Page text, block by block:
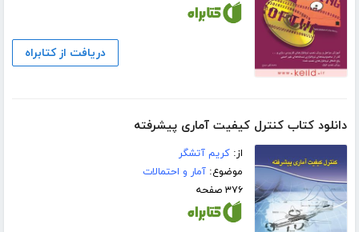
دریافت از کتابراه
دانلود کتاب کنترل کیفیت آماری پیشرفته
از:کریم آتشگر
موضوع:آمار و احتمالات
۳۷۶ صفحه